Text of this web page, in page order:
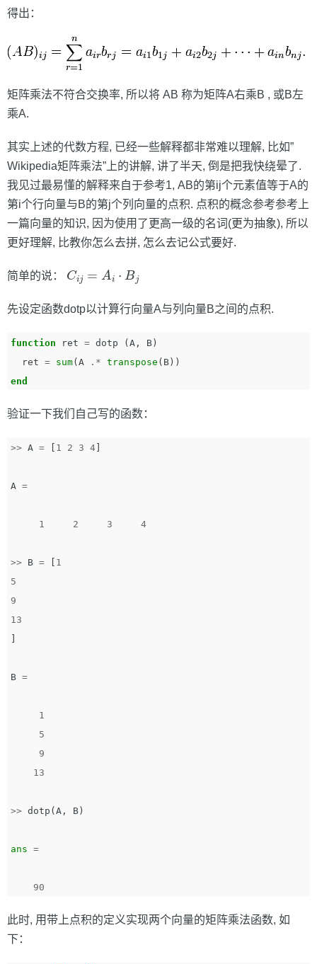
得出：
矩阵乘法不符合交换率, 所以将 AB 称为矩阵A右乘B , 或B左
乘A.
其实上述的代数方程, 已经一些解释都非常难以理解, 比如”
Wikipedia矩阵乘法”上的讲解, 讲了半天, 倒是把我快绕晕了.
我见过最易懂的解释来自于参考1, AB的第ij个元素值等于A的
第i个行向量与B的第j个列向量的点积. 点积的概念参考参考上
一篇向量的知识, 因为使用了更高一级的名词(更为抽象), 所以
更好理解, 比教你怎么去拼, 怎么去记公式要好.
简单的说：
Ci B
先设定函数dotp以计算行向量A与列向量B之间的点积.
function ret = dotp ( A , B )
ret = sum( A .* transpose ( B ))
end
验证一下我们自己写的函数：
>> A = 1 2 3 4
A =
1 2 3 4
>> B =
1
5
9
13
B =
1
5
9
13
>> dotp ( A , B )
ans =
90
此时, 用带上点积的定义实现两个向量的矩阵乘法函数, 如
下：